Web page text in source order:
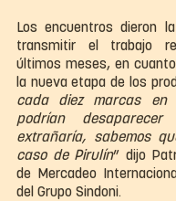
Los encuentros dieron
transmitir el trabajo
últimos meses, en
la nueva etapa de los
cada diez marcas en
podrían
extrañaría, sabemos
caso de Pirulín” dijo
de Mercadeo
del Grupo Sindoni.